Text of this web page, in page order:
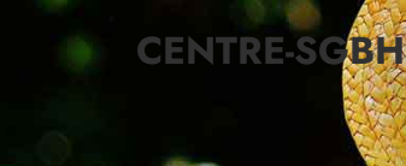
CENTRE-SGBH